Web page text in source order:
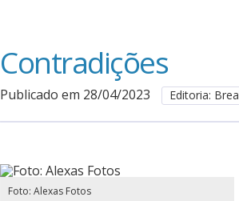
Contradições
Publicado em 28/04/2023 Editoria:
Foto: Alexas Fotos